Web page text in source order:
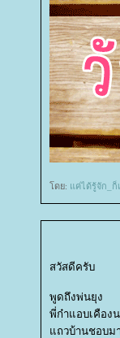
ดย: ค่ได้รู้จัก_ก็
สวัสดีครับ
พูดถึงพ่นยุง
พี่ก๋าแอบเคือง
ถวบ้านชอบม